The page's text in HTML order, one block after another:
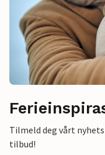
Tilmeld deg vårt
tilbud!